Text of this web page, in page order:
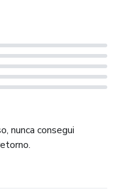
nunca consegui